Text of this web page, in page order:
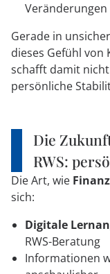
Veränderungen
Gerade in
dieses Gefühl von
schafft damit
persönliche
Die
RWS:
Die Art, wie
sich:
Digitale
RWS-Beratung
Informationen